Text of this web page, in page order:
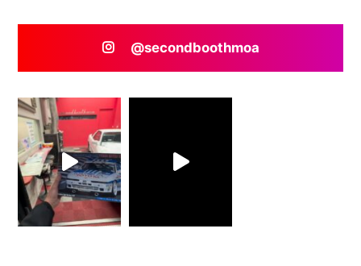
@secondboothmoa